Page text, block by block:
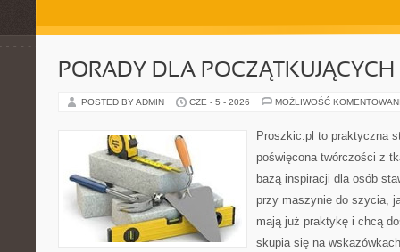
PORADY DLA
POSTED BY ADMIN CZE - 5 - 2026 MOŻLIWOŚĆ
Proszkic.pl to praktyczna
poświęcona twórczości z
bazą inspiracji dla osób
przy maszynie do szycia,
mają już praktykę i chcą
skupia się na